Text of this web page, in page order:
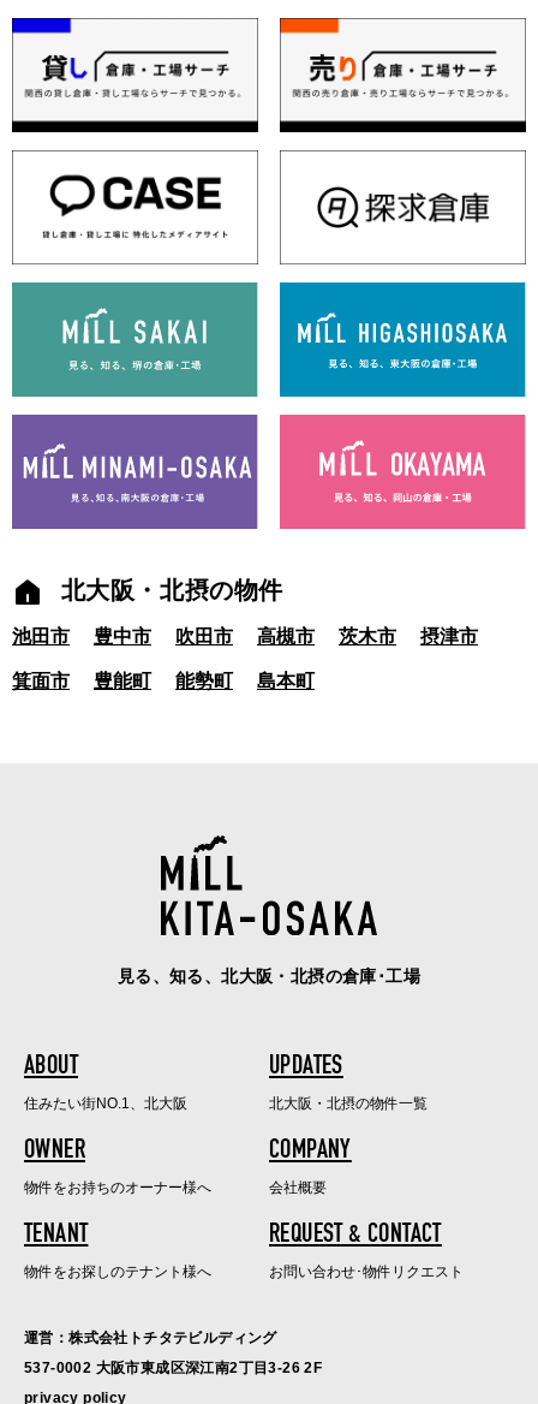
北大阪・北摂の物件
池田市 豊中市 吹田市 高槻市 茨木市 摂津市
箕面市 豊能町 能勢町 島本町
見る、知る、北大阪・北摂の倉庫･工場
ABOUT
住みたい街NO.1、北大阪
UPDATES
北大阪・北摂の物件一覧
OWNER
物件をお持ちのオーナー様へ
COMPANY
会社概要
TENANT
物件をお探しのテナント様へ
REQUEST & CONTACT
お問い合わせ･物件リクエスト
運営：株式会社トチタテビルディング
537-0002 大阪市東成区深江南2丁目3-26 2F
privacy policy